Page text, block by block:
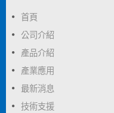
首頁
公司介紹
產品介紹
產業應用
最新消息
技術支援